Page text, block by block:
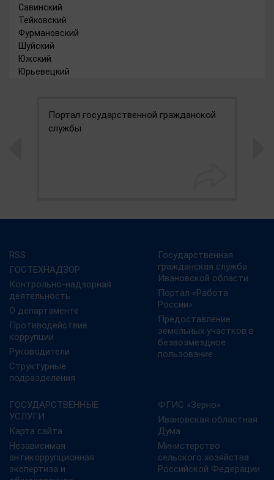
Савинский
Тейковский
Фурмановский
Шуйский
Южский
Юрьевецкий
Портал государственной гражданской
службы
RSS
ГОСТЕХНАДЗОР
Контрольно-надзорная
деятельность
О департаменте
Противодействие
коррупции
Руководители
Структурные
подразделения
Государственная
гражданская служба
Ивановской области
Портал «Работа
России»
Предоставление
земельных участков в
безвозмездное
пользование
ГОСУДАРСТВЕННЫЕ
УСЛУГИ
Карта сайта
Независимая
антикоррупционная
экспертиза и
ФГИС «Зерно»
Ивановская областная
Дума
Министерство
сельского хозяйства
Российской Федерации